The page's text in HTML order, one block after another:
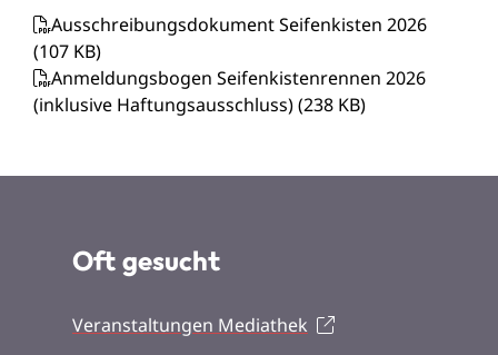
Ausschreibungsdokument Seifenkisten 2026
(107 KB)
Anmeldungsbogen Seifenkistenrennen 2026
(inklusive Haftungsausschluss)(238 KB)
Oft gesucht
Veranstaltungen Mediathek